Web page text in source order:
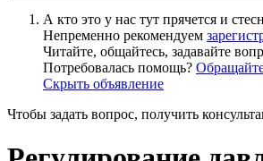
А кто это у нас тут прячется и
Непременно рекомендуем
Читайте, общайтесь, задавайте
Потребовалась помощь?
Скрыть объявление
Чтобы задать вопрос, получить